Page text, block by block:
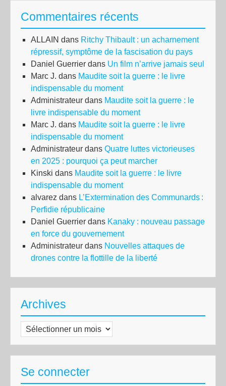
Commentaires récents
ALLAIN dans Ritchy Thibault : un acharnement
répressif, symptôme de la fascisation du pays
Daniel Guerrier dans Un film n’arrive jamais seul
Marc J. dans Maudite soit la guerre : le livre
indispensable du moment
Administrateur dans Maudite soit la guerre : le
livre indispensable du moment
Marc J. dans Maudite soit la guerre : le livre
indispensable du moment
Administrateur dans Quatre luttes victorieuses
en 2025 : pourquoi ça peut marcher
Kinski dans Maudite soit la guerre : le livre
indispensable du moment
alvarez dans L’Extermination des Communards :
Perfidie républicaine
Daniel Guerrier dans Kanaky : nouveau passage
en force du gouvernement
Administrateur dans Nouvelles attaques de
drones contre la flottille de la liberté
Archives
Archives
Se connecter